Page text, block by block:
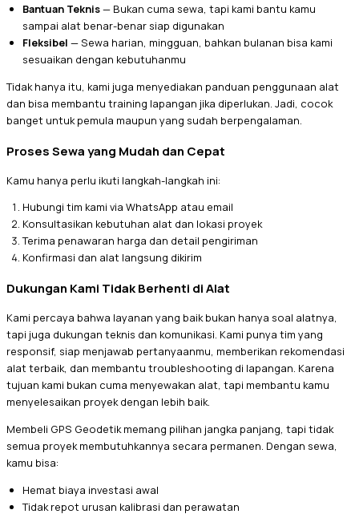
Bantuan Teknis— Bukan cuma sewa, tapi kami bantu kamu
sampai alat benar-benar siap digunakan
Fleksibel — Sewa harian, mingguan, bahkan bulanan bisa kami
sesuaikan dengan kebutuhanmu
Tidak hanya itu, kami juga menyediakan panduan penggunaan alat
dan bisa membantu training lapangan jika diperlukan. Jadi, cocok
banget untuk pemula maupun yang sudah berpengalaman.
Proses Sewa yang Mudah dan Cepat
Kamu hanya perlu ikuti langkah-langkah ini:
Hubungi tim kami via WhatsApp atau email
Konsultasikan kebutuhan alat dan lokasi proyek
Terima penawaran harga dan detail pengiriman
Konfirmasi dan alat langsung dikirim
Dukungan Kami Tidak Berhenti di Alat
Kami percaya bahwa layanan yang baik bukan hanya soal alatnya,
tapi juga dukungan teknis dan komunikasi. Kami punya tim yang
responsif, siap menjawab pertanyaanmu, memberikan rekomendasi
alat terbaik, dan membantu troubleshooting di lapangan. Karena
tujuan kami bukan cuma menyewakan alat, tapi membantu kamu
menyelesaikan proyek dengan lebih baik.
Membeli GPS Geodetik memang pilihan jangka panjang, tapi tidak
semua proyek membutuhkannya secara permanen. Dengan sewa,
kamu bisa:
Hemat biaya investasi awal
Tidak repot urusan kalibrasi dan perawatan